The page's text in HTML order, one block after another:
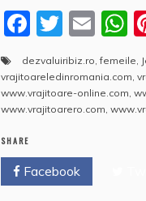
F
c
e
o
o
T
w
itt
er
E
m
ai
l
h
s
dezvaluiribiz.ro,femeile,
vrajitoareledinromania.com,
www.vrajitoare-online.com,
www.vrajitoarero.com,
SHARE
Facebook